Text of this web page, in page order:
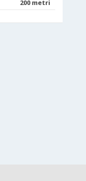
200 metri